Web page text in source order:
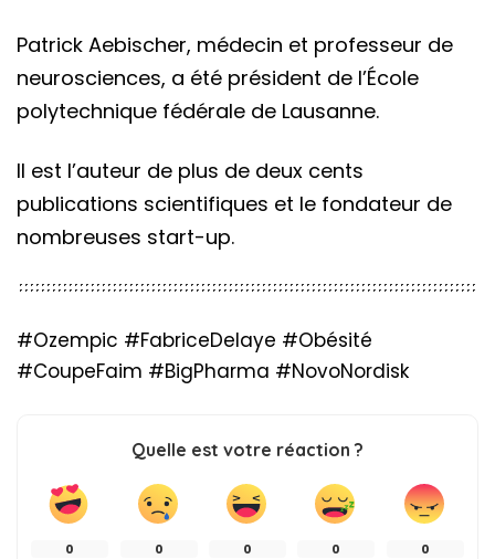
Patrick Aebischer, médecin et professeur de
neurosciences, a été président de l’École
polytechnique fédérale de Lausanne.
Il est l’auteur de plus de deux cents
publications scientifiques et le fondateur de
nombreuses start-up.
#Ozempic #FabriceDelaye #Obésité
#CoupeFaim #BigPharma #NovoNordisk
Quelle est votre réaction ?
0 0 0 0 0